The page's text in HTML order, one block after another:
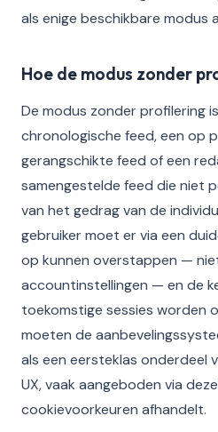
als enige beschikbare modus
Hoe de modus zonder
De modus zonder profilering
chronologische feed, een op
gerangschikte feed of een
samengestelde feed die niet
van het gedrag van de
gebruiker moet er via een
op kunnen overstappen —
accountinstellingen — en de
toekomstige sessies worden
moeten de
als een eersteklas onderdeel
UX, vaak aangeboden via
cookievoorkeuren afhandelt.